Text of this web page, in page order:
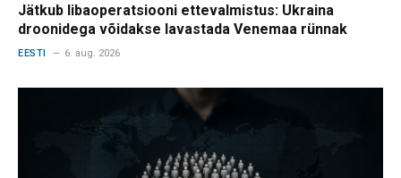
Jätkub libaoperatsiooni ettevalmistus: Ukraina
droonidega võidakse lavastada Venemaa rünnak
EESTI 6. aug. 2026